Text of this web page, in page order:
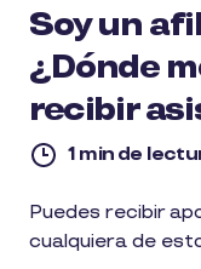
Soy un
¿Dónde
recibir
1 min de
1
de
Puedes recibir
cualquiera de